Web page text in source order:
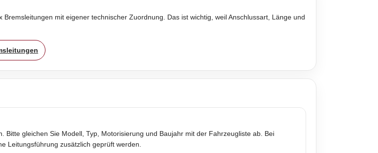
mit eigener technischer Zuordnung. Das ist wichtig, weil Anschlussart, Länge und
gleichen Sie Modell, Typ, Motorisierung und Baujahr mit der Fahrzeugliste ab. Bei
Leitungsführung zusätzlich geprüft werden.